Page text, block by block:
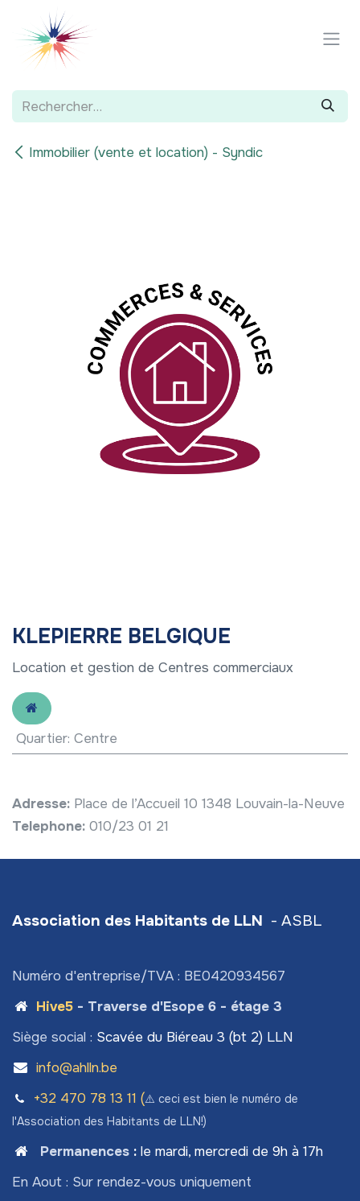
Immobilier (vente et location) - Syndic
KLEPIERRE BELGIQUE
Location et gestion de Centres commerciaux
Quartier: Centre
Adresse: Place de l’Accueil 10 1348 Louvain-la-Neuve
Telephone: 010/23 01 21
Association des Habitants de LLN - ASBL
Numéro d'entreprise/TVA : BE0420934567
Hive5- Traverse d'Esope 6 - étage 3
Siège social : Scavée du Biéreau 3 (bt 2) LLN
info@ahlln.be
+32 470 78​ 13 11 (⚠️ ceci est bien le numéro de
l'Association des Habitants de LLN!)
Permanences: le mardi, mercredi de 9h à 17h
En Aout : Sur rendez-vous uniquement